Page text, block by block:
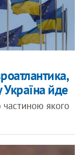
Україна йде
частиною якого